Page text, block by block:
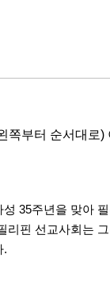
쪽부터 순서대로)
35주년을 맞아
리핀 선교사회는
.